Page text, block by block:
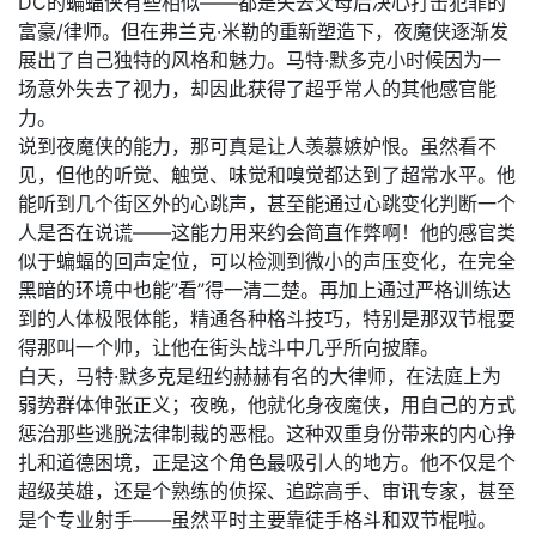
富豪/律师。但在弗兰克·米勒的重新塑造下，夜魔侠逐渐发
展出了自己独特的风格和魅力。马特·默多克小时候因为一
场意外失去了视力，却因此获得了超乎常人的其他感官能
力。
说到夜魔侠的能力，那可真是让人羡慕嫉妒恨。虽然看不
见，但他的听觉、触觉、味觉和嗅觉都达到了超常水平。他
能听到几个街区外的心跳声，甚至能通过心跳变化判断一个
人是否在说谎——这能力用来约会简直作弊啊！他的感官类
似于蝙蝠的回声定位，可以检测到微小的声压变化，在完全
黑暗的环境中也能”看”得一清二楚。再加上通过严格训练达
到的人体极限体能，精通各种格斗技巧，特别是那双节棍耍
得那叫一个帅，让他在街头战斗中几乎所向披靡。
白天，马特·默多克是纽约赫赫有名的大律师，在法庭上为
弱势群体伸张正义；夜晚，他就化身夜魔侠，用自己的方式
惩治那些逃脱法律制裁的恶棍。这种双重身份带来的内心挣
扎和道德困境，正是这个角色最吸引人的地方。他不仅是个
超级英雄，还是个熟练的侦探、追踪高手、审讯专家，甚至
是个专业射手——虽然平时主要靠徒手格斗和双节棍啦。